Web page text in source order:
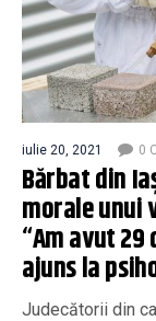
iulie 20, 2021 0
Bărbat din
morale unui
“Am avut
ajuns la
Judecătorii din